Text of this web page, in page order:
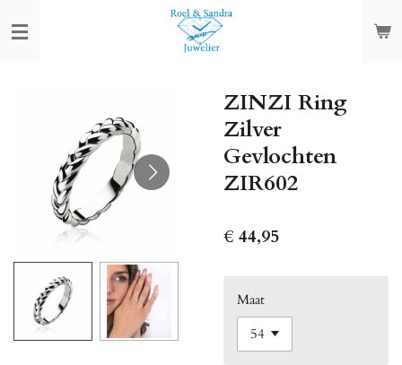
direct
ZINZI Ring
Zilver
Gevlochten
ZIR602
€ 44,95
Maat